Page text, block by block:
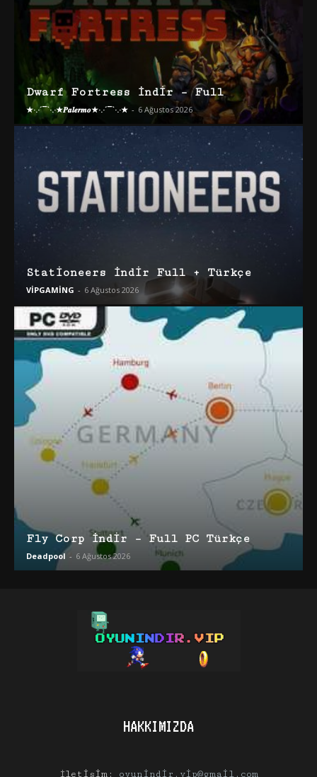
Dwarf Fortress İndir – Full
★·.·´¯`·.·★𝑷𝒂𝒍𝒆𝒓𝒎𝒐★·.·´¯`·.·★ - 6 Ağustos 2026
Stationeers İndir Full + Türkçe
VİPGAMİNG - 6 Ağustos 2026
Fly Corp İndir – Full PC Türkçe
Deadpool - 6 Ağustos 2026
HAKKIMIZDA
İletişim: oyunindir.vip@gmail.com